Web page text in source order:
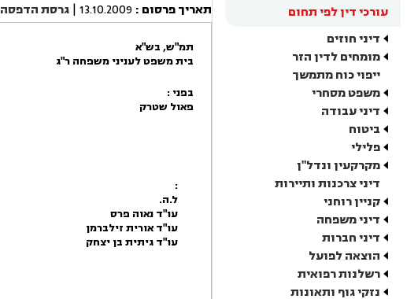
עורכי דין לפי תחום
דיני חוזים
מומחים לדין הזר
ייפוי כוח מתמשך
משפט מסחרי
דיני עבודה
ביטוח
פלילי
מקרקעין ונדל"ן
דיני צרכנות ותיירות
קניין רוחני
דיני משפחה
דיני חברות
הוצאה לפועל
רשלנות רפואית
נזקי גוף ותאונות
תאריך פרסום :
13.10.2009
| גרסת הדפסה
תמ"ש, בש"א
בית משפט לעניני משפחה ר"ג
בפני :
פאול שטרק
:
ל.ה.
עו"ד נאוה פרס
עו"ד אורית זילברמן
עו"ד גיתית בן יצחק